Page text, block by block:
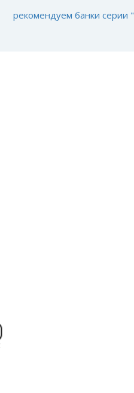
рекомендуем банки серии